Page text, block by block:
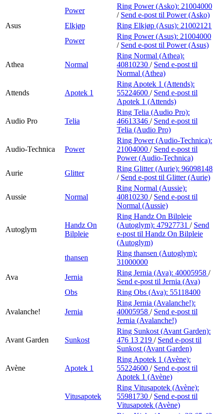
Power
Ring Power (Asko): 21004000
/ Send e-post til Power (Asko)
Asus
Elkjøp Ring Elkjøp (Asus): 21002121
Power
Ring Power (Asus): 21004000
/ Send e-post til Power (Asus)
Athea Normal
Ring Normal (Athea):
40810230 / Send e-post til
Normal (Athea)
Attends Apotek 1
Ring Apotek 1 (Attends):
55224600 / Send e-post til
Apotek 1 (Attends)
Audio Pro Telia
Ring Telia (Audio Pro):
46613346 / Send e-post til
Telia (Audio Pro)
Audio-Technica Power
Ring Power (Audio-Technica):
21004000 / Send e-post til
Power (Audio-Technica)
Aurie
Glitter
Ring Glitter (Aurie): 96098148
/ Send e-post til Glitter (Aurie)
Aussie Normal
Ring Normal (Aussie):
40810230 / Send e-post til
Normal (Aussie)
Autoglym
Handz On
Bilpleie
Ring Handz On Bilpleie
(Autoglym): 47927731 / Send
e-post til Handz On Bilpleie
(Autoglym)
thansen
Ring thansen (Autoglym):
31000000
Ava
Jernia
Ring Jernia (Ava): 40005958 /
Send e-post til Jernia (Ava)
Obs
Ring Obs (Ava): 55118400
Avalanche! Jernia
Ring Jernia (Avalanche!):
40005958 / Send e-post til
Jernia (Avalanche!)
Avant Garden Sunkost
Ring Sunkost (Avant Garden):
476 13 219 / Send e-post til
Sunkost (Avant Garden)
Avène Apotek 1
Ring Apotek 1 (Avène):
55224600 / Send e-post til
Apotek 1 (Avène)
Vitusapotek
Ring Vitusapotek (Avène):
55981730 / Send e-post til
Vitusapotek (Avène)